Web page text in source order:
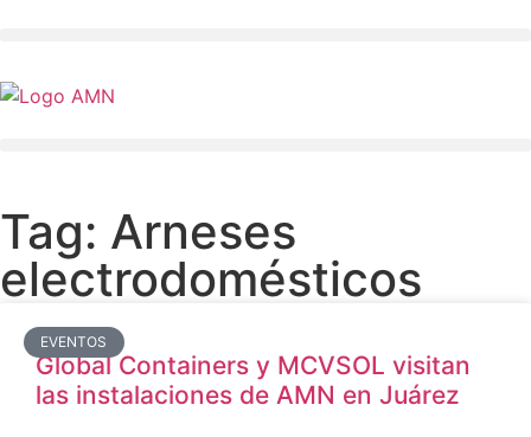
Tag: Arneses
electrodomésticos
EVENTOS
Global Containers y MCVSOL visitan
las instalaciones de AMN en Juárez